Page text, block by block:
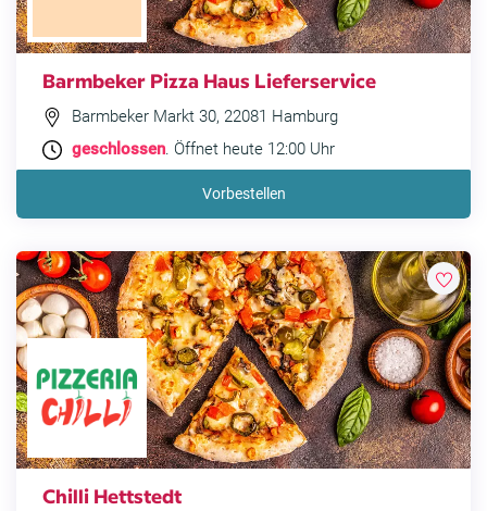
Barmbeker Pizza Haus Lieferservice
Barmbeker Markt 30, 22081 Hamburg
geschlossen. Öffnet heute 12:00 Uhr
Vorbestellen
Chilli Hettstedt